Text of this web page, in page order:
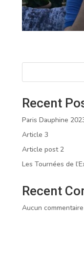
Recent
Paris Dauphine
Article 3
Article post 2
Les Tournées de
Recent
Aucun